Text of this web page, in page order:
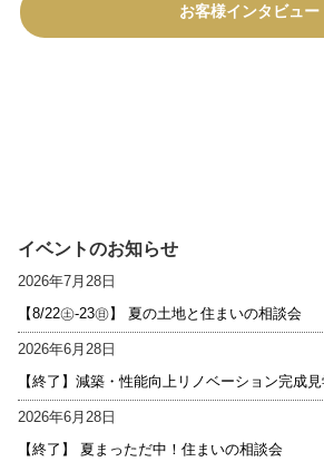
お客様インタビュー
イベントのお知らせ
2026年7月28日
【8/22㊏-23㊐】 夏の土地と住まいの相談会
2026年6月28日
【終了】減築・性能向上リノベーション完成
2026年6月28日
【終了】 夏まっただ中！住まいの相談会